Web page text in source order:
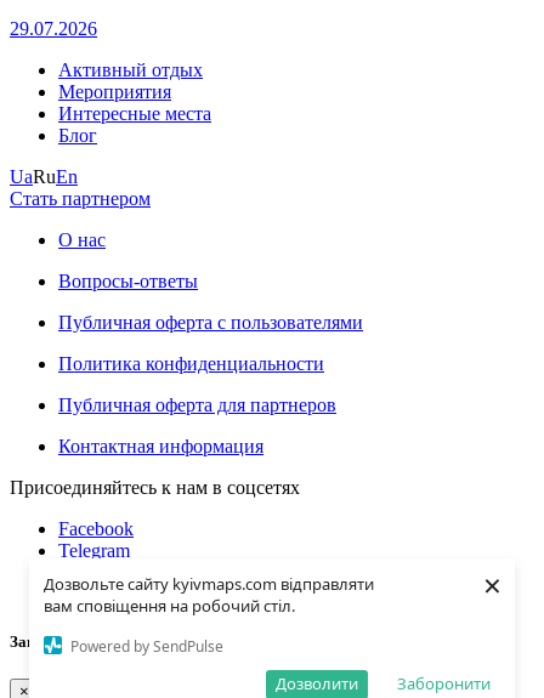
Дозвольте сайту kyivmaps.com відправляти
вам сповіщення на робочий стіл.
Powered by SendPulse
Заборонити
Дозволити
×
29.07.2026
Активный отдых
Мероприятия
Интересные места
Блог
UaRuEn
Стать партнером
О нас
Вопросы-ответы
Публичная оферта с пользователями
Политика конфиденциальности
Публичная оферта для партнеров
Контактная информация
Присоединяйтесь к нам в соцсетях
Facebook
Telegram
Youtube
Загрузка...
×